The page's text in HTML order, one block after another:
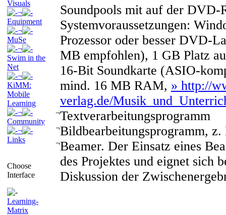
Visuals
¬
Equipment
¬
MuSe
¬
Swim in the
Net
¬
KiMM:
Mobile
Learning
¬
Community
¬
Links
Choose
Interface
Learning-
Matrix
Soundpools mit auf der DVD-
Systemvoraussetzungen:
Prozessor oder besser DVD-
MB empfohlen), 1 GB Platz
16-Bit Soundkarte (ASIO-
mind. 16 MB RAM, » http://
verlag.de/
¬Textverarbeitungsprogramm
¬Bildbearbeitungsprogramm,
¬Beamer. Der Einsatz eines
des Projektes und eignet sich
Diskussion der